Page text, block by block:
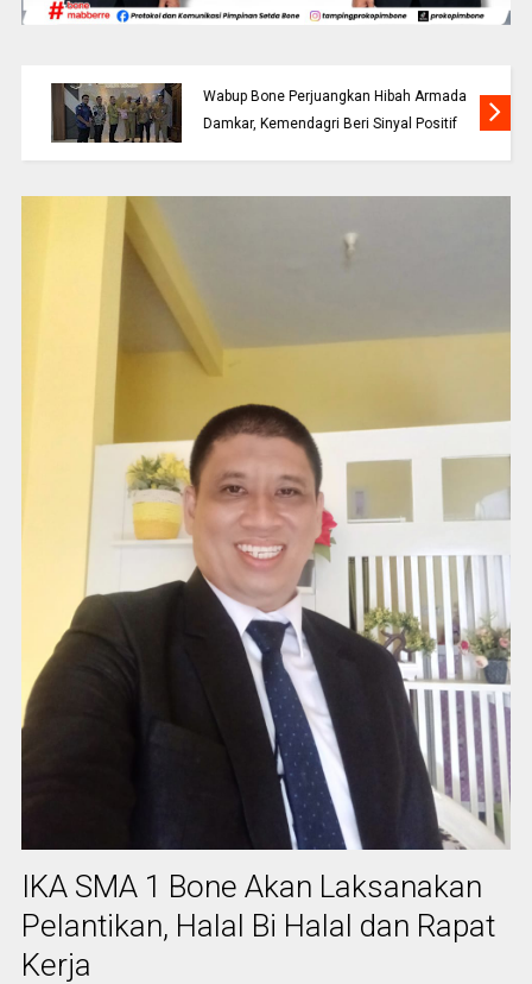
Wabup Bone Perjuangkan Hibah Armada
Damkar, Kemendagri Beri Sinyal Positif
IKA SMA 1 Bone Akan Laksanakan
Pelantikan, Halal Bi Halal dan Rapat
Kerja